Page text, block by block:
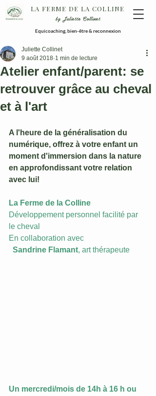
LA FERME DE LA COLLINE
by Juliette Collinet
Equicoaching, bien-être & reconnexion
Atelier enfant/parent: se
retrouver grâce au cheval
et à l'art
Juliette Collinet
9 août 2018 1 min de lecture
A l'heure de la généralisation du
numérique, offrez à votre enfant un
moment d'immersion dans la nature
en approfondissant votre relation
avec lui!
La Ferme de la Colline
Développement personnel facilité par
le cheval
En collaboration avec
Sandrine Flamant, art thérapeute
Un mercredi/mois de 14h à 16 h ou